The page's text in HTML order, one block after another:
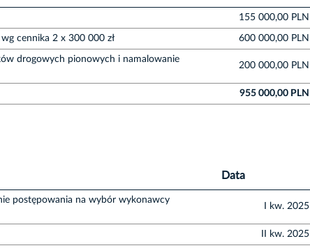
155 000,00 PLN
cennika 2 x 300 000 zł 600 000,00 PLN
drogowych pionowych i namalowanie
200 000,00 PLN
955 000,00 PLN
Data
postępowania na wybór wykonawcy
I kw. 2025
II kw. 2025